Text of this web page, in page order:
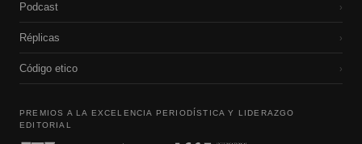
Podcast ›
Réplicas ›
Código etico ›
PREMIOS A LA EXCELENCIA PERIODÍSTICA Y LIDERAZGO
EDITORIAL